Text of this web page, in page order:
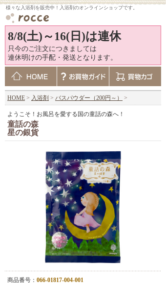
様々な入浴剤を販売中！入浴剤のオンラインショップです。
8/8(土)～16(日)は連休
只今のご注文につきましては
連休明けの手配・発送となります。
HOME > 入浴剤 > バスパウダー（200円～） >
ようこそ！お風呂を愛する国の童話の森へ！
童話の森
星の銀貨
商品番号： 066-01817-004-001